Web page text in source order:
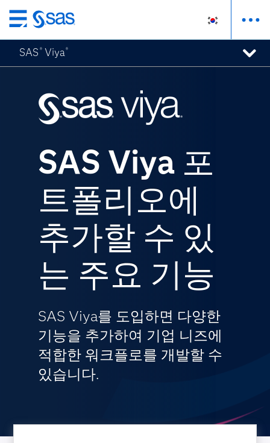
메
인
컨
텐
SAS ®Viya®
SAS Viya 포
트폴리오에
추가할 수 있
는 주요 기능
SAS Viya를 도입하면 다양한
기능을 추가하여 기업 니즈에
적합한 워크플로를 개발할 수
있습니다.